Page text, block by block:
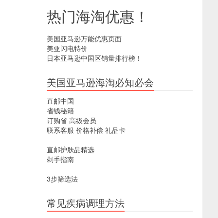
热门海淘优惠！
美国亚马逊万能优惠页面
美亚闪电特价
日本亚马逊中国区销量排行榜！
美国亚马逊海淘必知必会
直邮中国
省钱秘籍
订购省 高级会员
联系客服 价格补偿 礼品卡
直邮护肤品精选
剁手指南
3步筛选法
常见疾病调理方法